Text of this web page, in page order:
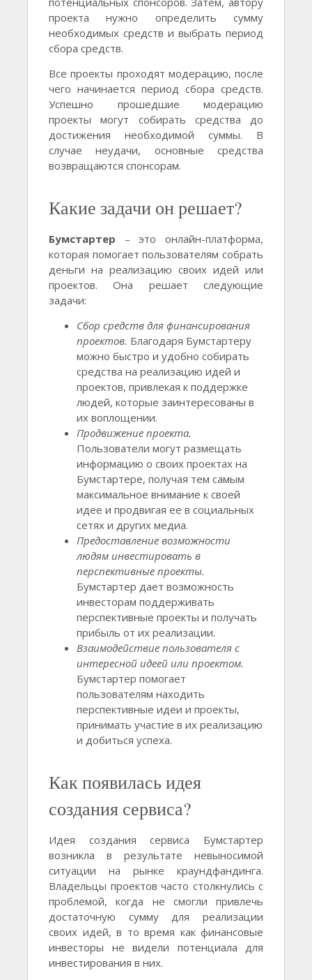
проекта нужно определить сумму
необходимых средств и выбрать период
сбора средств.
Все проекты проходят модерацию, после
чего начинается период сбора средств.
Успешно прошедшие модерацию
проекты могут собирать средства до
достижения необходимой суммы. В
случае неудачи, основные средства
возвращаются спонсорам.
Какие задачи он решает?
Бумстартер – это онлайн-платформа,
которая помогает пользователям собрать
деньги на реализацию своих идей или
проектов. Она решает следующие
задачи:
Сбор средств для финансирования
проектов. Благодаря Бумстартеру
можно быстро и удобно собирать
средства на реализацию идей и
проектов, привлекая к поддержке
людей, которые заинтересованы в
их воплощении.
Продвижение проекта.
Пользователи могут размещать
информацию о своих проектах на
Бумстартере, получая тем самым
максимальное внимание к своей
идее и продвигая ее в социальных
сетях и других медиа.
Предоставление возможности
людям инвестировать в
перспективные проекты.
Бумстартер дает возможность
инвесторам поддерживать
перспективные проекты и получать
прибыль от их реализации.
Взаимодействие пользователя с
интересной идеей или проектом.
Бумстартер помогает
пользователям находить
перспективные идеи и проекты,
принимать участие в их реализацию
и добиться успеха.
Как появилась идея
создания сервиса?
Идея создания сервиса Бумстартер
возникла в результате невыносимой
ситуации на рынке краундфандинга.
Владельцы проектов часто столкнулись с
проблемой, когда не смогли привлечь
достаточную сумму для реализации
своих идей, в то время как финансовые
инвесторы не видели потенциала для
инвестирования в них.